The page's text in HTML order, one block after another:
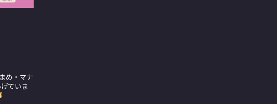
め・マナ
ていま